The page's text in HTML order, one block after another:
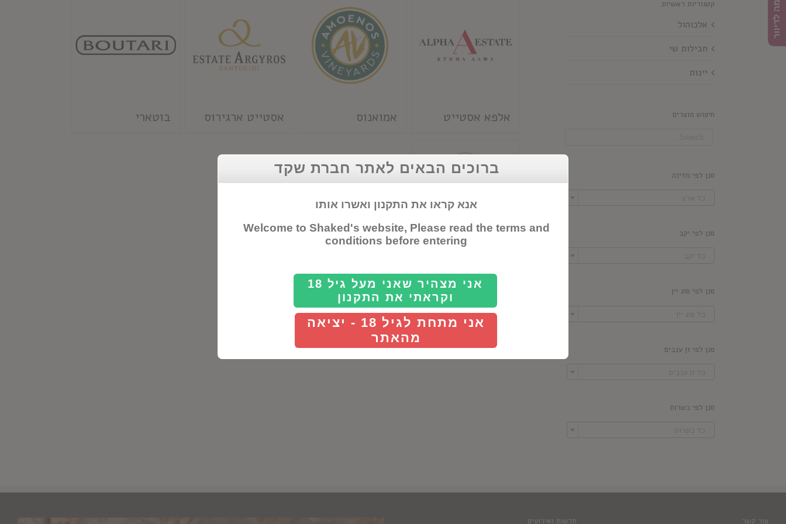
אלפא אסטייט אמואנוס אסטייט ארגירוס בוטארי
קטגוריות ראשיות
אלכוהול
חבילות שי
יינות
חיפוש מוצרים
סנן לפי מדינה
סנן לפי יקב
סנן לפי סוג יין
סנן לפי זן ענבים
סנן לפי כשרות
צור קשר חדשות ואירועים
ברוכים הבאים לאתר חברת שקד
אנא קראו את התקנון ואשרו אותו
Welcome to Shaked's website, Please read the terms and
conditions before entering
אני מצהיר שאני מעל גיל 18
וקראתי את התקנון
אני מתחת לגיל 18 - יציאה
מהאתר